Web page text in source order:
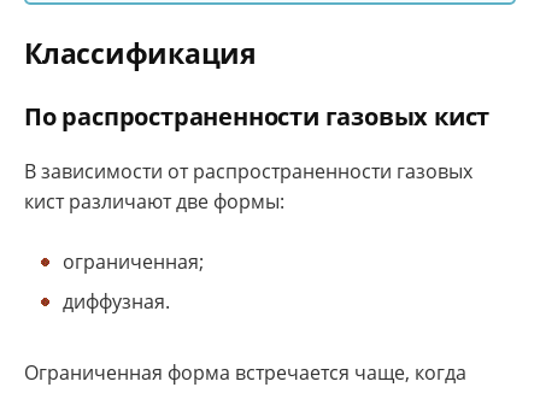
Классификация
По распространенности газовых кист
В зависимости от распространенности газовых
кист различают две формы:
ограниченная;
диффузная.
Ограниченная форма встречается чаще, когда